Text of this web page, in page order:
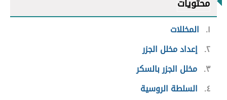
محتويات
١
المخللات
٢ إعداد مخلل الجزر
٣ مخلل الجزر بالسكر
٤
السلطة الروسية